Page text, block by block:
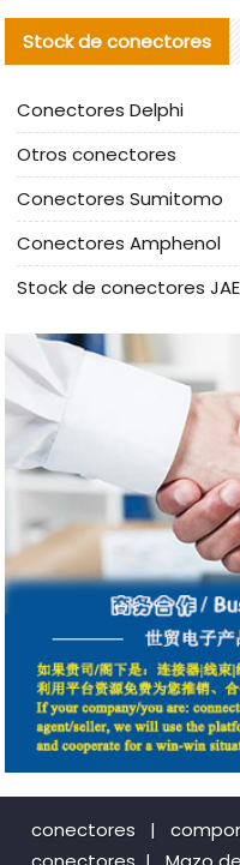
Stock de conectores
Conectores Delphi
Otros conectores
Conectores Sumitomo
Conectores Amphenol
Stock de conectores JAE
conectores |